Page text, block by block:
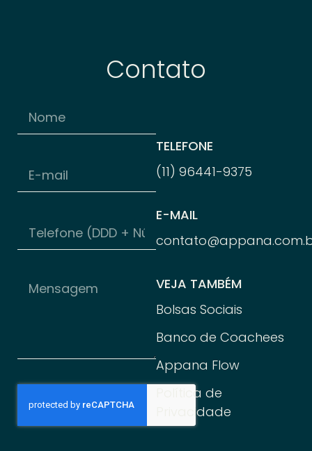
Contato
TELEFONE
(11) 96441-9375
E-MAIL
VEJA TAMBÉM
Bolsas Sociais
Banco de Coachees
Appana Flow
Política de
Privacidade